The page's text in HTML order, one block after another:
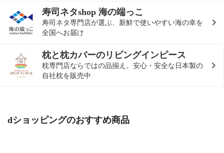
寿司ネタshop 海の端っこ
寿司ネタ専門店が選ぶ、新鮮で使いやすい海の幸を
全国へお届け
枕と枕カバーのリビングインピース
枕専門店ならではの品揃え。安心・安全な日本製の
自社枕を販売中
dショッピングのおすすめ商品